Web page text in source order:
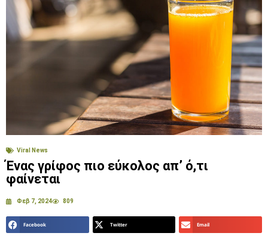
Viral News
Ένας γρίφος πιο εύκολος απ’ ό,τι
φαίνεται
Φεβ 7, 2024 809
Facebook Twitter Email